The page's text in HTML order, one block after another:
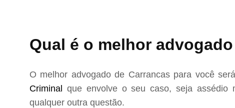
Qual é o melhor
O melhor advogado de Carrancas para você
Criminal que envolve o seu caso, seja assédio
qualquer outra questão.